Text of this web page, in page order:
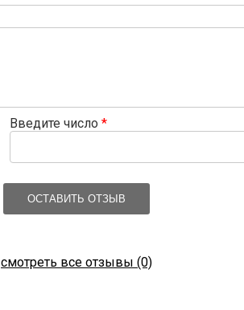
Введите число *
ОСТАВИТЬ ОТЗЫВ
смотреть все отзывы (0)